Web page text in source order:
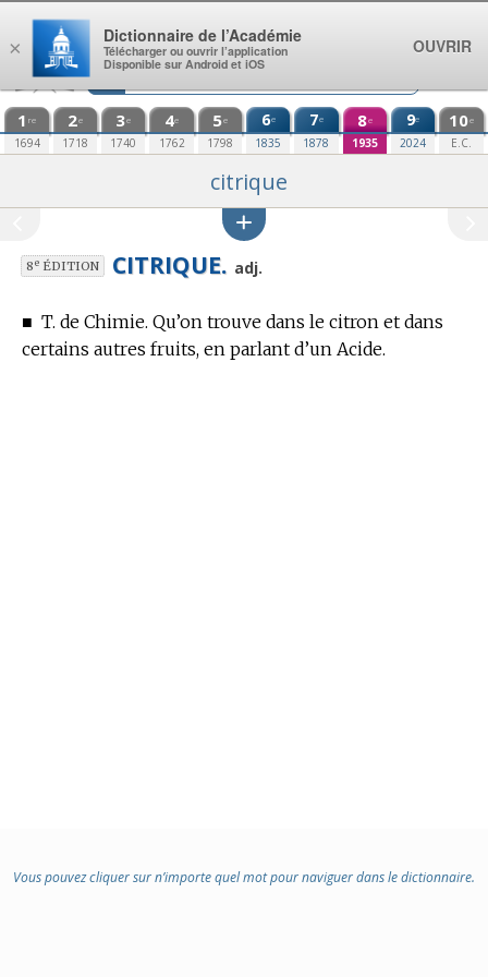
Aller au contenu
1 re
1694
2e
1718
3e
1740
4e
1762
5e
1798
6e
1835
7e
1878
8e
1935
9e
2024
10e
E.C.
citrique
8eÉDITION CITRIQUE. adj.
■ T. de Chimie. Qu’on trouve dans le citron et dans
certains autres fruits, en parlant d’un Acide.
Vous pouvez cliquer sur n’importe quel mot pour naviguer dans le dictionnaire.
×
Dictionnaire de l’Académie
Télécharger ou ouvrir l’application
Disponible sur Android et iOS
OUVRIR